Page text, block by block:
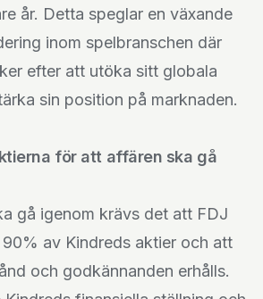
år. Detta speglar en växande
inom spelbranschen där
efter att utöka sitt globala
sin position på marknaden.
för att affären ska gå
gå igenom krävs det att FDJ
av Kindreds aktier och att
och godkännanden erhålls.